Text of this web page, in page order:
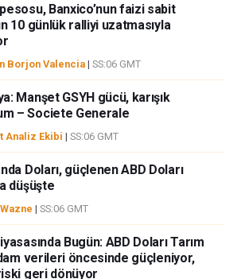
Banxico’nun faizi sabit
10 günlük ralliyi uzatmasıyla
Borjon Valencia| SS:06 GMT
Manşet GSYH gücü, karışık
– Societe Generale
Analiz Ekibi | SS:06 GMT
Doları, güçlenen ABD Doları
düşüşte
| SS:06 GMT
Bugün: ABD Doları Tarım
verileri öncesinde güçleniyor,
geri dönüyor